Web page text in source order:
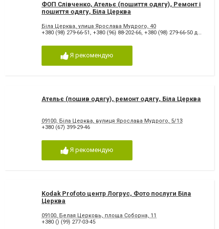
ФОП Слівченко, Ательє (пошиття одягу), Ремонт і
пошиття одягу, Біла Церква
Біла Церква, улица Ярослава Мудрого, 40
+380 (98) 279-66-51 , +380 (96) 88-202-66, +380 (98) 279-66-50 директор
Я рекомендую
Ательє (пошив одягу), ремонт одягу, Біла Церква
09100, Біла Церква, вулиця Ярослава Мудрого, 5/13
+380 (67) 399-29-46
Я рекомендую
Kodak Profoto центр Логрус, Фото послуги Біла
Церква
09100, Белая Церковь, площа Соборна, 11
+380 () (99) 277-03-45